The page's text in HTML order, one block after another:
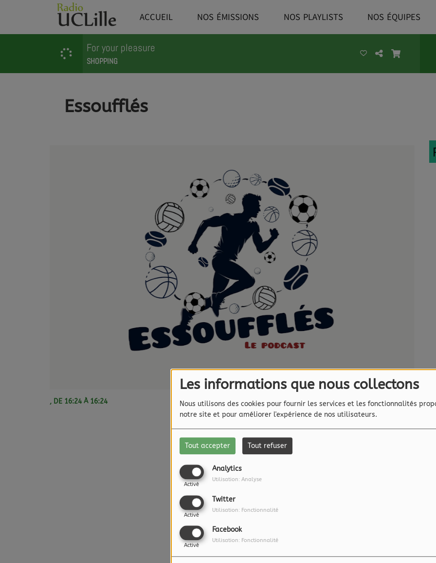
Les informations que nous collectons
Nous utilisons des cookies pour fournir les services et les fonctionnalités
notre site et pour améliorer l'expérience de nos utilisateurs.
Tout accepter Tout refuser
Analytics
Activé
Utilisation: Analyse
Twitter
Activé
Utilisation: Fonctionnalité
Facebook
Activé
Utilisation: Fonctionnalité
ACCUEIL NOS ÉMISSIONS NOS PLAYLISTS NOS ÉQUIPES
For your pleasure
SHOPPING
Essoufflés
, DE 16:24 À 16:24